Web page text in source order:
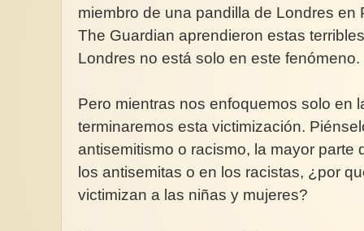
miembro de una pandilla de Londres en
The Guardian aprendieron estas
Londres no está solo en este fenómeno.
Pero mientras nos enfoquemos solo en
terminaremos esta victimización.
antisemitismo o racismo, la mayor parte
los antisemitas o en los racistas, ¿por
victimizan a las niñas y mujeres?